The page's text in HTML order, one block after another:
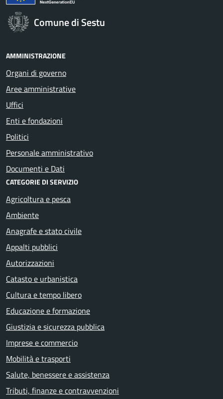
Comune di Sestu
AMMINISTRAZIONE
Organi di governo
Aree amministrative
Uffici
Enti e fondazioni
Politici
Personale amministrativo
Documenti e Dati
CATEGORIE DI SERVIZIO
Agricoltura e pesca
Ambiente
Anagrafe e stato civile
Appalti pubblici
Autorizzazioni
Catasto e urbanistica
Cultura e tempo libero
Educazione e formazione
Giustizia e sicurezza pubblica
Imprese e commercio
Mobilità e trasporti
Salute, benessere e assistenza
Tributi, finanze e contravvenzioni